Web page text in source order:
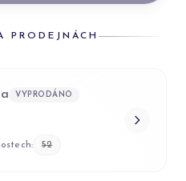
PRODEJNÁCH
VYPRODÁNO
52